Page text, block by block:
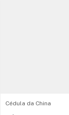
Cédula da China